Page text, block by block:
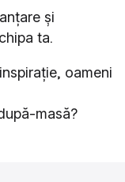
și
ta.
oameni
masă?